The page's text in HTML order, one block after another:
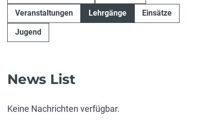
Veranstaltungen Lehrgänge Einsätze
Jugend
News List
Keine Nachrichten verfügbar.